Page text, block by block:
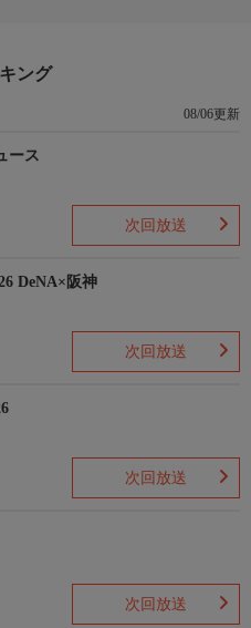
ング
08/06更新
ース
次回放送
DeNA×阪神
次回放送
次回放送
次回放送